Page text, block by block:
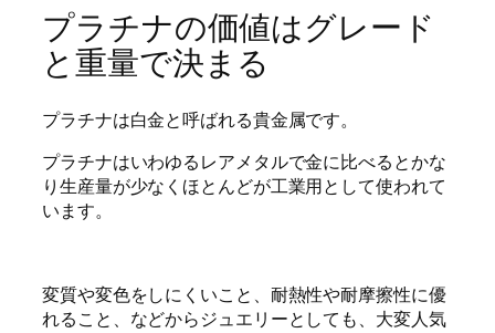
プラチナの価値はグレード
と重量で決まる
プラチナは白金と呼ばれる貴金属です。
プラチナはいわゆるレアメタルで金に比べるとかな
り生産量が少なくほとんどが工業用として使われて
います。
変質や変色をしにくいこと、耐熱性や耐摩擦性に優
れること、などからジュエリーとしても、大変人気